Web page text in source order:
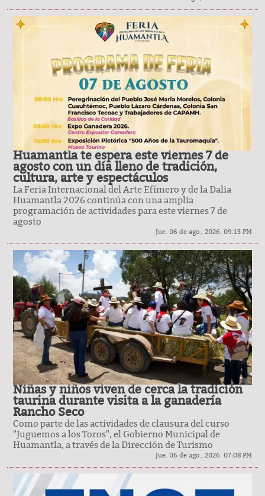
Huamantla te espera este viernes 7 de
agosto con un día lleno de tradición,
cultura, arte y espectáculos
La Feria Internacional del Arte Efímero y de la Dalia
Huamantla 2026 continúa con una amplia
programación de actividades para este viernes 7 de
agosto
Jue. 06 de ago., 2026. 09:13 PM
Niñas y niños viven de cerca la tradición
taurina durante visita a la ganadería
Rancho Seco
Como parte de las actividades de clausura del curso
"Juguemos a los Toros", el Gobierno Municipal de
Huamantla, a través de la Dirección de Turismo
Jue. 06 de ago., 2026. 07:08 PM